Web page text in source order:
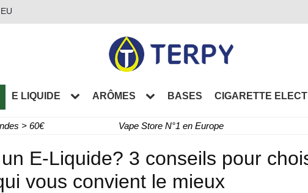
E LIQUIDE ARÔMES BASES CIGARETTE
> 60€ Vape Store N°1 en Europe
E-Liquide? 3 conseils pour
vous convient le mieux